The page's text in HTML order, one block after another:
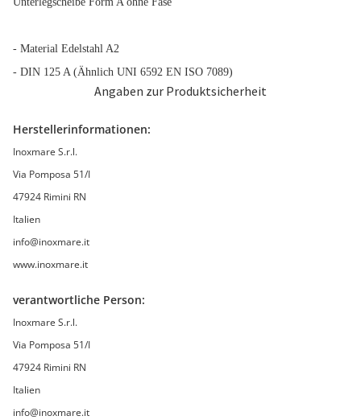
- Material Edelstahl A2
- DIN 125 A (Ähnlich UNI 6592 EN ISO 7089)
Angaben zur Produktsicherheit
Herstellerinformationen:
Inoxmare S.r.l.
Via Pomposa 51/I
47924 Rimini RN
Italien
info@inoxmare.it
www.inoxmare.it
verantwortliche Person:
Inoxmare S.r.l.
Via Pomposa 51/I
47924 Rimini RN
Italien
info@inoxmare.it